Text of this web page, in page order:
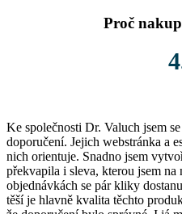
Proč
Ke společnosti Dr. Valuch jsem
doporučení. Jejich webstránka a
nich orientuje. Snadno jsem
překvapila i sleva, kterou jsem na
objednávkách se pár kliky
těší je hlavně kvalita těchto